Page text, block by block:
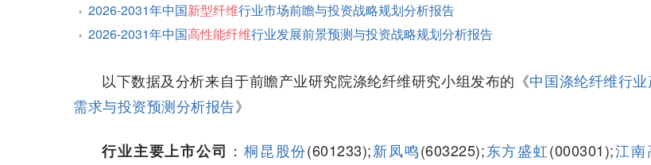
2026-2031年中国新型纤维行业市场前瞻与投资战略规划分析报告
2026-2031年中国高性能纤维行业发展前景预测与投资战略规划分析报告
以下数据及分析来自于前瞻产业研究院涤纶纤维研究小组发布的《中国涤纶纤维行
需求与投资预测分析报告》
行业主要上市公司 ： 桐昆股份(601233);新凤鸣(603225);东方盛虹(000301);江南